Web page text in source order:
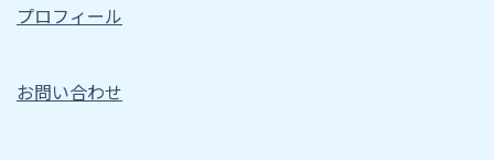
プロフィール
お問い合わせ